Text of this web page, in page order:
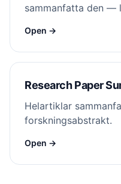
sammanfatta den —
Open →
Research Paper
Helartiklar
forskningsabstrakt.
Open →